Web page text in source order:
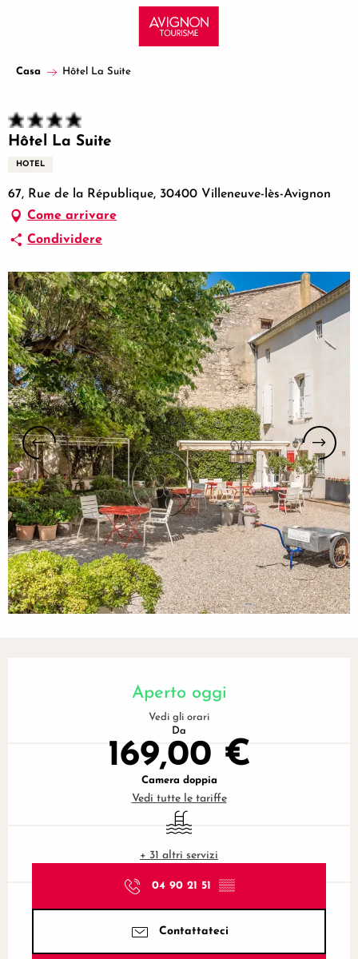
principal
Casa Hôtel La Suite
Hôtel La Suite
HOTEL
67, Rue de la République, 30400 Villeneuve-lès-Avignon
Come arrivare
Condividere
Aperto oggi
Vedi gli orari
Da
169,00 €
Camera doppia
Vedi tutte le tariffe
Piscina
+ 31 altri servizi
04 90 21 51 ▒▒
Contattateci